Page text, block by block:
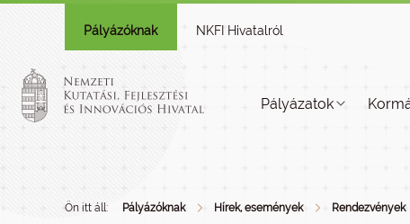
Pályázóknak NKFI Hivatalról
Pályázatok
Ön itt áll: Pályázóknak Hírek, események Rendezvények